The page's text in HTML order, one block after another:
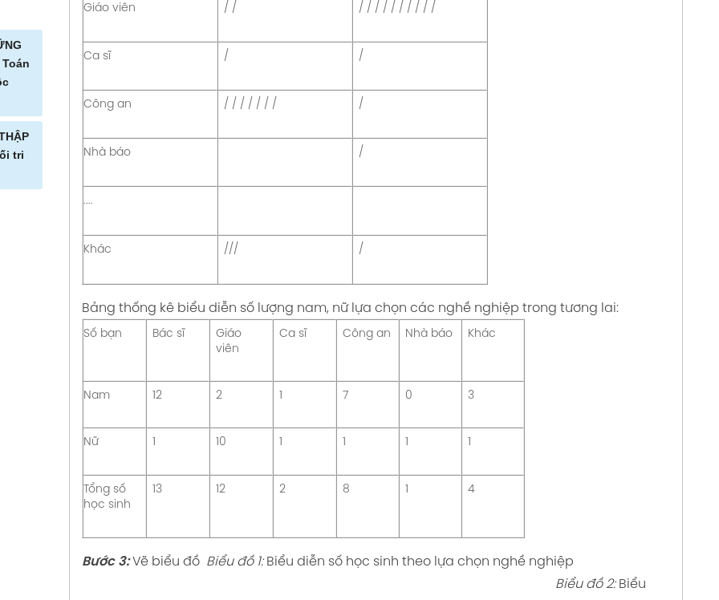
Toán
VÀ
Kết
tri
Giáo viên / / / / / / / / / / / /
Ca sĩ / /
Công an / / / / / / / /
Nhà báo /
....
Khác /// /
Bảng thống kê biểu diễn số lượng nam, nữ lựa chọn các nghề nghiệp trong tương lai:
Số bạn Bác sĩ
Giáo
viên
Ca sĩ Công an Nhà báo Khác
Nam 12 2 1 7 0 3
Nữ 1 10 1 1 1 1
Tổng số
học sinh
13 12 2 8 1 4
Bước 3:Vẽ biểu đồ Biểu đồ 1:Biểu diễn số học sinh theo lựa chọn nghề nghiệp
Biểu đồ 2: Biểu